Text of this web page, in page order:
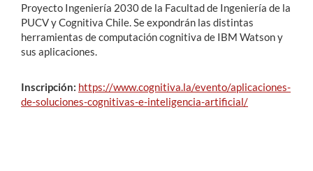
Proyecto Ingeniería 2030 de la Facultad de Ingeniería de la
PUCV y Cognitiva Chile. Se expondrán las distintas
herramientas de computación cognitiva de IBM Watson y
sus aplicaciones.
Inscripción: https://www.cognitiva.la/evento/aplicaciones-
de-soluciones-cognitivas-e-inteligencia-artificial/